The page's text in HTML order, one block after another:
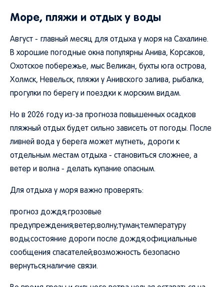
Море, пляжи и отдых у воды
Август - главный месяц для отдыха у моря на Сахалине.
В хорошие погодные окна популярны Анива, Корсаков,
Охотское побережье, мыс Великан, бухты юга острова,
Холмск, Невельск, пляжи у Анивского залива, рыбалка,
прогулки по берегу и поездки к морским видам.
Но в 2026 году из-за прогноза повышенных осадков
пляжный отдых будет сильно зависеть от погоды. После
ливней вода у берега может мутнеть, дороги к
отдельным местам отдыха - становиться сложнее, а
ветер и волна - делать купание опасным.
Для отдыха у моря важно проверять:
прогноз дождя;грозовые
предупреждения;ветер;волну;туман;температуру
воды;состояние дороги после дождя;официальные
сообщения спасателей;возможность безопасно
вернуться;наличие связи.